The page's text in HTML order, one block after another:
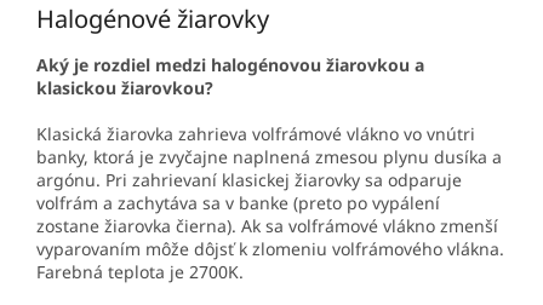
Halogénové žiarovky
Aký je rozdiel medzi halogénovou žiarovkou a
klasickou žiarovkou?
Klasická žiarovka zahrieva volfrámové vlákno vo vnútri
banky, ktorá je zvyčajne naplnená zmesou plynu dusíka a
argónu. Pri zahrievaní klasickej žiarovky sa odparuje
volfrám a zachytáva sa v banke (preto po vypálení
zostane žiarovka čierna). Ak sa volfrámové vlákno zmenší
vyparovaním môže dôjsť k zlomeniu volfrámového vlákna.
Farebná teplota je 2700K.